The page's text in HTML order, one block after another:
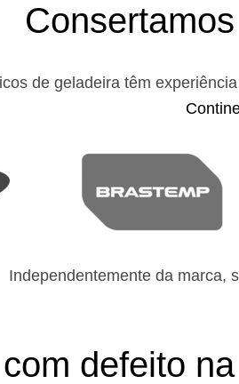
de geladeira têm
Independentemente da marca,
defeito